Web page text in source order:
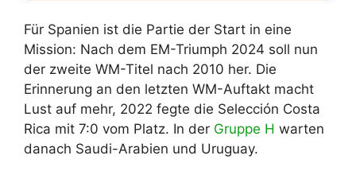
Für Spanien ist die Partie der Start in eine
Mission: Nach dem EM-Triumph 2024 soll nun
der zweite WM-Titel nach 2010 her. Die
Erinnerung an den letzten WM-Auftakt macht
Lust auf mehr, 2022 fegte die Selección Costa
Rica mit 7:0 vom Platz. In der Gruppe H warten
danach Saudi-Arabien und Uruguay.